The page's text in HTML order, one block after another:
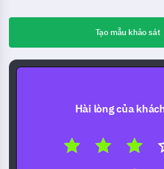
Tạo mẫu khảo sát
Hài lòng của